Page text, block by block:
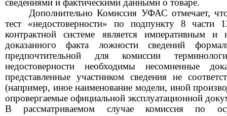
сведениями и фактическими данными о товаре.
Дополнительно Комиссия УФАС отмечает,
тест «недостоверности» по подпункту 8 части
контрактной системе является императивным и
доказанного факта ложности сведений
предпочтительной для комиссии
недостоверности необходимы несомненные
представленные участником сведения не
(например, иное наименование модели, иной
опровергаемые официальной эксплуатационной
В рассматриваемом случае комиссия по